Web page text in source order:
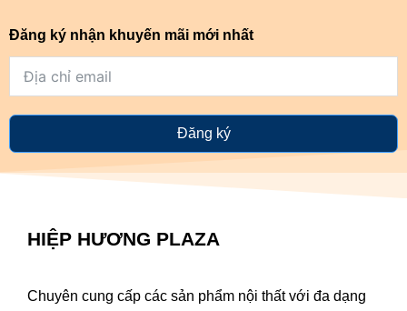
Đăng ký nhận khuyến mãi mới nhất
Đăng ký
HIỆP HƯƠNG PLAZA
Chuyên cung cấp các sản phẩm nội thất với đa dạng